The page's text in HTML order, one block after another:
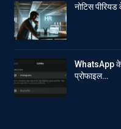
नोटिस
WhatsApp के
प्रोफाइल…